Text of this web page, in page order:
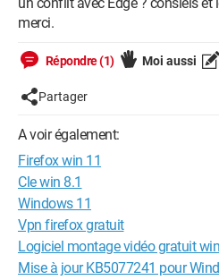
merci.
Répondre (1) Moi aussi
Partager
A voir également:
Firefox win 11
Cle win 8.1
Windows 11
Vpn firefox gratuit
Logiciel montage vidéo gratuit
Mise à jour KB5077241 pour